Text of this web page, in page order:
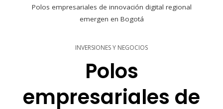
Polos empresariales de innovación digital regional
emergen en Bogotá
INVERSIONES Y NEGOCIOS
Polos
empresariales de